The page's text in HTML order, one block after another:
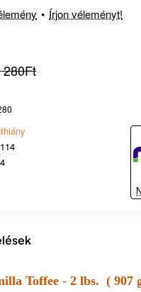
• Írjon véleményt!
280Ft
Toffee - 2 lbs. ( 907